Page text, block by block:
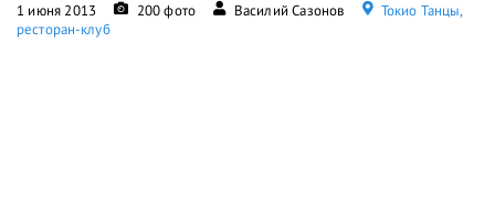
1 июня 2013 200 фото Василий Сазонов
Токио Танцы,
ресторан-клуб